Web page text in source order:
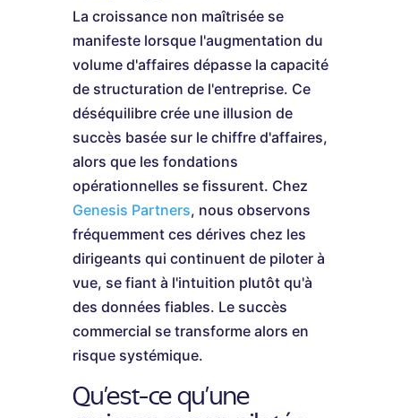
La croissance non maîtrisée se
manifeste lorsque l'augmentation du
volume d'affaires dépasse la capacité
de structuration de l'entreprise. Ce
déséquilibre crée une illusion de
succès basée sur le chiffre d'affaires,
alors que les fondations
opérationnelles se fissurent. Chez
Genesis Partners, nous observons
fréquemment ces dérives chez les
dirigeants qui continuent de piloter à
vue, se fiant à l'intuition plutôt qu'à
des données fiables. Le succès
commercial se transforme alors en
risque systémique.
Qu'est-ce qu'une